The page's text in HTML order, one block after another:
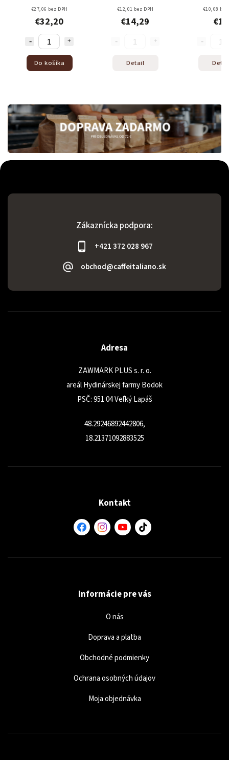
€27,06 bez DPH
€32,20
Do košíka
€12,01 bez DPH
€14,29
Detail
miešatko + cukor
Arabica + 70%
€10,08 bez DPH
€12
Detail
Zákaznícka podpora:
+421 372 028 967
obchod@caffeitaliano.sk
Adresa
ZAWMARK PLUS s. r. o.
areál Hydinárskej farmy Bodok
PSČ: 951 04 Veľký Lapáš
48.29246892442806,
18.21371092883525
Kontakt
Informácie pre vás
O nás
Doprava a platba
Obchodné podmienky
Ochrana osobných údajov
Moja objednávka